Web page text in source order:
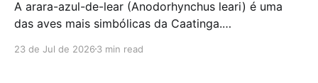
A arara-azul-de-lear (Anodorhynchus leari) é uma
das aves mais simbólicas da Caatinga.
ainda luta por sua sobrevivência; hoje, o tráfico
23 de Jul de 2026 3 min read